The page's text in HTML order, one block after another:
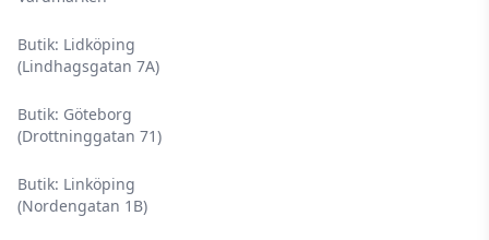
Butik: Lidköping
(Lindhagsgatan 7A)
Butik: Göteborg
(Drottninggatan 71)
Butik: Linköping
(Nordengatan 1B)